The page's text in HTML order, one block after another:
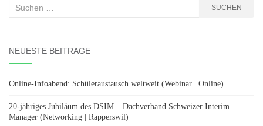
Suchen
SUCHEN
NEUESTE BEITRÄGE
Online-Infoabend: Schüleraustausch weltweit (Webinar | Online)
20-jähriges Jubiläum des DSIM – Dachverband Schweizer Interim
Manager (Networking | Rapperswil)